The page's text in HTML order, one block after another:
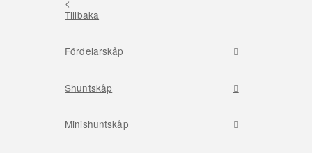
Tillbaka
Fördelarskåp
Shuntskåp
Minishuntskåp